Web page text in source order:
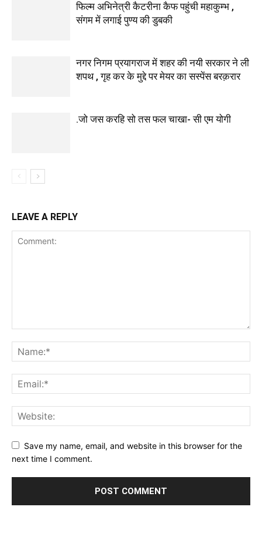
फिल्म अभिनेत्री कैटरीना कैफ पहुंची महाकुम्भ ,
संगम में लगाई पुण्य की डुबकी
नगर निगम प्रयागराज में शहर की नयी सरकार ने ली
शपथ , गृह कर के मुद्दे पर मेयर का सस्पेंस बरक़रार
.जो जस करहि सो तस फल चाखा- सी एम योगी
LEAVE A REPLY
Save my name, email, and website in this browser for the
next time I comment.